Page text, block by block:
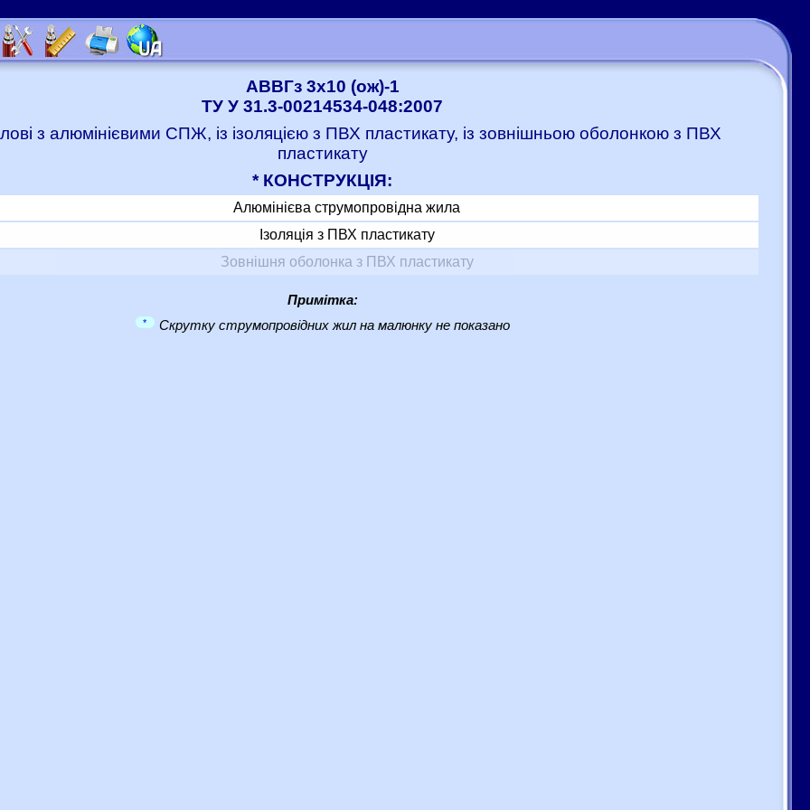
АВВГз 3x10 (ож)-1
ТУ У 31.3-00214534-048:2007
з алюмінієвими СПЖ, із ізоляцією з ПВХ пластикату, із зовнішньою оболонкою з ПВХ
пластикату
* КОНСТРУКЦІЯ:
Алюмінієва струмопровідна жила
Ізоляція з ПВХ пластикату
Зовнішня оболонка з ПВХ пластикату
Примітка:
* Скрутку струмопровідних жил на малюнку не показано